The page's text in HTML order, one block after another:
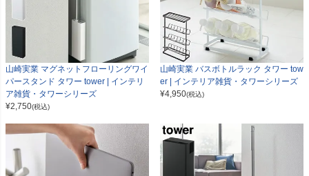
山崎実業 マグネットフローリングワイ
パースタンド タワー tower | インテリ
ア雑貨・タワーシリーズ
¥2,750(税込)
山崎実業 バスボトルラック タワー tow
er | インテリア雑貨・タワーシリーズ
¥4,950(税込)